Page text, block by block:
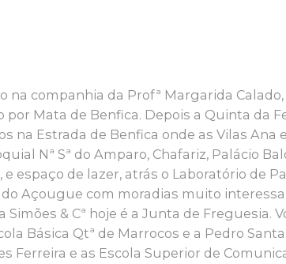
na companhia da Profª Margarida
por Mata de Benfica. Depois a Quinta da
na Estrada de Benfica onde as Vilas Ana
Nª Sª do Amparo, Chafariz, Palácio
espaço de lazer, atrás o Laboratório de
Açougue com moradias muito
Simões & Cª hoje é a Junta de Freguesia.
Básica Qtª de Marrocos e a Pedro
Ferreira e as Escola Superior de